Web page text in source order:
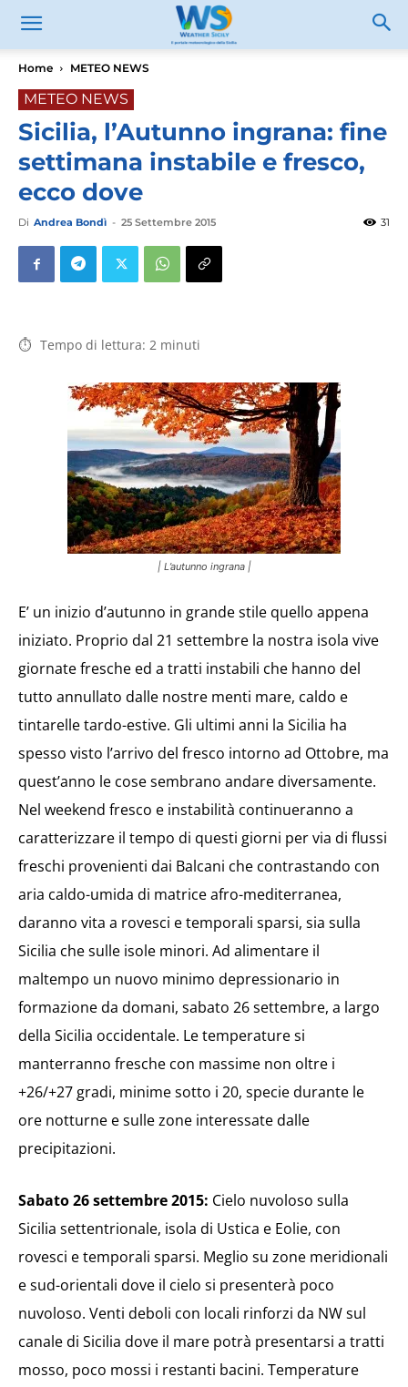
Home METEO NEWS
METEO NEWS
Sicilia, l’Autunno ingrana: fine
settimana instabile e fresco,
ecco dove
Di Andrea Bondì - 25 Settembre 2015 31
Tempo di lettura: 2 minuti
| L’autunno ingrana |
E’ un inizio d’autunno in grande stile quello appena
iniziato. Proprio dal 21 settembre la nostra isola vive
giornate fresche ed a tratti instabili che hanno del
tutto annullato dalle nostre menti mare, caldo e
tintarelle tardo-estive. Gli ultimi anni la Sicilia ha
spesso visto l’arrivo del fresco intorno ad Ottobre, ma
quest’anno le cose sembrano andare diversamente.
Nel weekend fresco e instabilità continueranno a
caratterizzare il tempo di questi giorni per via di flussi
freschi provenienti dai Balcani che contrastando con
aria caldo-umida di matrice afro-mediterranea,
daranno vita a rovesci e temporali sparsi, sia sulla
Sicilia che sulle isole minori. Ad alimentare il
maltempo un nuovo minimo depressionario in
formazione da domani, sabato 26 settembre, a largo
della Sicilia occidentale. Le temperature si
manterranno fresche con massime non oltre i
+26/+27 gradi, minime sotto i 20, specie durante le
ore notturne e sulle zone interessate dalle
precipitazioni.
Sabato 26 settembre 2015: Cielo nuvoloso sulla
Sicilia settentrionale, isola di Ustica e Eolie, con
rovesci e temporali sparsi. Meglio su zone meridionali
e sud-orientali dove il cielo si presenterà poco
nuvoloso. Venti deboli con locali rinforzi da NW sul
canale di Sicilia dove il mare potrà presentarsi a tratti
mosso, poco mossi i restanti bacini. Temperature